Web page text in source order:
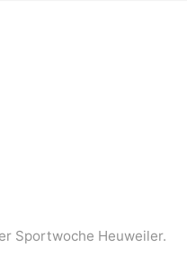
Sportwoche Heuweiler.